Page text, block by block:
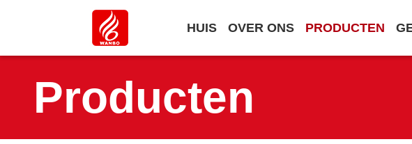
HUIS OVER ONS PRODUCTEN
Producten